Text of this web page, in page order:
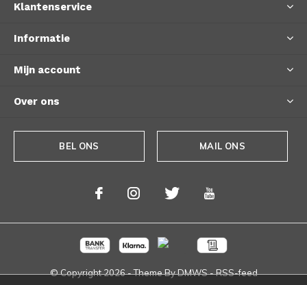
Klantenservice
Informatie
Mijn account
Over ons
BEL ONS MAIL ONS
© Copyright2026- Theme ByDMWS-RSS-feed